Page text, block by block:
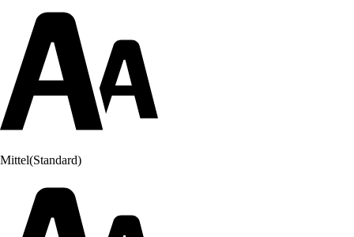
Mittel(Standard)